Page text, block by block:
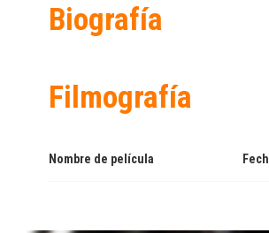
Biografía
Filmografía
Nombre de película